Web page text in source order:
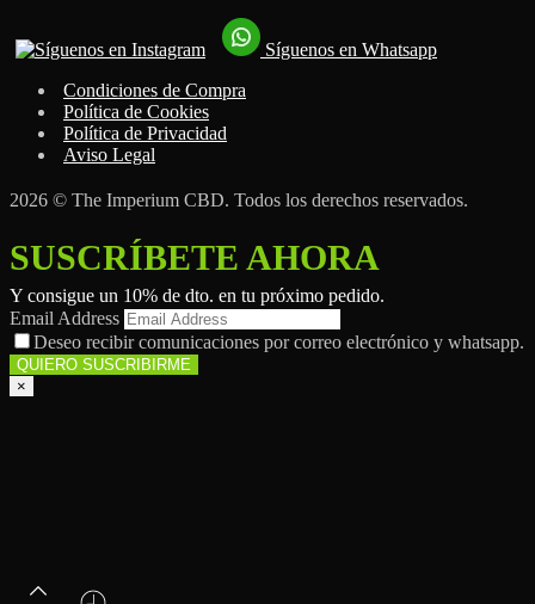
Síguenos en Whatsapp
Condiciones de Compra
Política de Cookies
Política de Privacidad
Aviso Legal
2026 © The Imperium CBD. Todos los derechos reservados.
SUSCRÍBETE AHORA
Y consigue un 10% de dto. en tu próximo pedido.
Email Address
Deseo recibir comunicaciones por correo electrónico y whatsapp.
×